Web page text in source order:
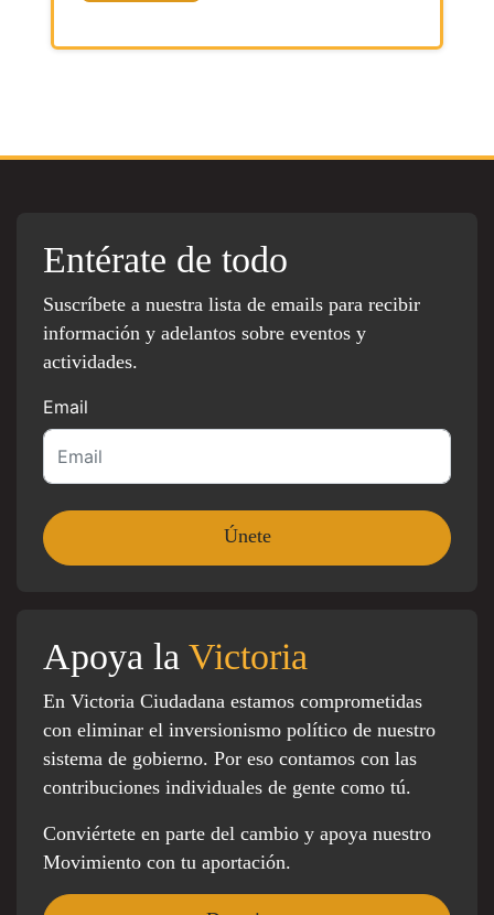
Entérate de todo
Suscríbete a nuestra lista de emails para recibir
información y adelantos sobre eventos y
actividades.
Email
Apoya la Victoria
En Victoria Ciudadana estamos comprometidas
con eliminar el inversionismo político de nuestro
sistema de gobierno. Por eso contamos con las
contribuciones individuales de gente como tú.
Conviértete en parte del cambio y apoya nuestro
Movimiento con tu aportación.